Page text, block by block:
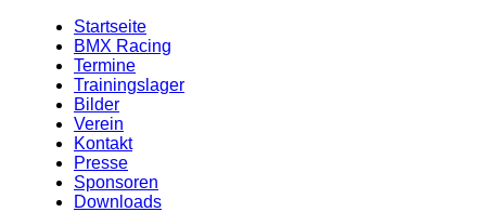
Startseite
BMX Racing
Termine
Trainingslager
Bilder
Verein
Kontakt
Presse
Sponsoren
Downloads